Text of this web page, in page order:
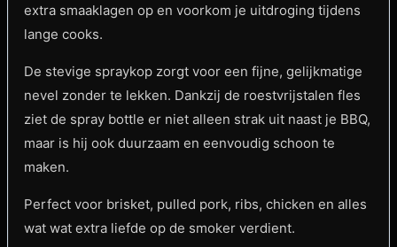
extra smaaklagen op en voorkom je uitdroging tijdens
lange cooks.
De stevige spraykop zorgt voor een fijne, gelijkmatige
nevel zonder te lekken. Dankzij de roestvrijstalen fles
ziet de spray bottle er niet alleen strak uit naast je BBQ,
maar is hij ook duurzaam en eenvoudig schoon te
maken.
Perfect voor brisket, pulled pork, ribs, chicken en alles
wat wat extra liefde op de smoker verdient.